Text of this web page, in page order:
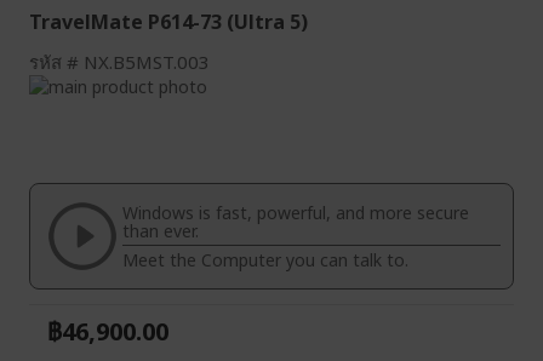
TravelMate P614-73 (Ultra 5)
รหัส NX.B5MST.003
Skip
of
images
gallery
beginning
the
images
gallery
Windows is fast, powerful, and more secure
than ever.
Meet the Computer you can talk to.
฿46,900.00